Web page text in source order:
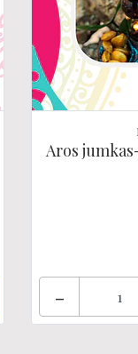
Aros
-